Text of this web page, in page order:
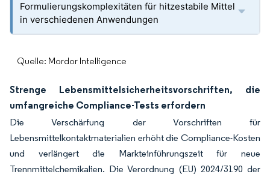
Formulierungskomplexitäten für hitzestabile Mittel
in verschiedenen Anwendungen
Quelle: Mordor Intelligence
Strenge Lebensmittelsicherheitsvorschriften, die
umfangreiche Compliance-Tests erfordern
Die Verschärfung der Vorschriften für
Lebensmittelkontaktmaterialien erhöht die Compliance-Kosten
und verlängert die Markteinführungszeit für neue
Trennmittelchemikalien. Die Verordnung (EU) 2024/3190 der